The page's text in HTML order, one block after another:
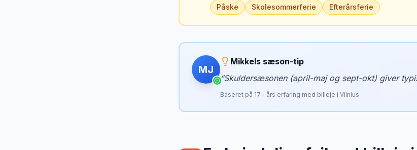
Påske Skolesommerferie Efterårsferie
MJ
Mikkels sæson-tip
“Skuldersæsonen (april-maj og sept-okt) giver
Baseret på 17+ års erfaring med billeje i Vilnius